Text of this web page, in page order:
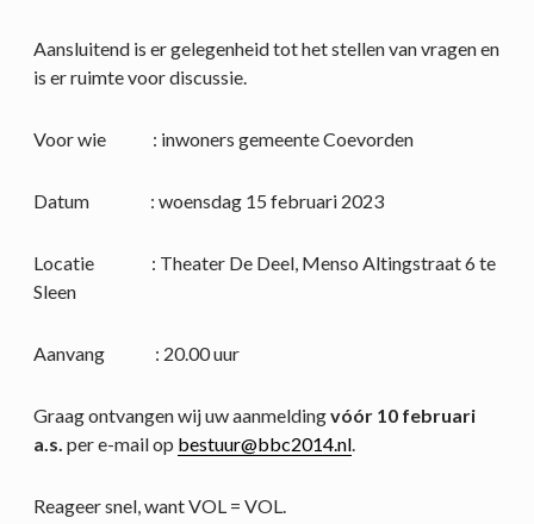
Aansluitend is er gelegenheid tot het stellen van vragen en
is er ruimte voor discussie.
Voor wie : inwoners gemeente Coevorden
Datum : woensdag 15 februari 2023
Locatie : Theater De Deel, Menso Altingstraat 6 te
Sleen
Aanvang : 20.00 uur
Graag ontvangen wij uw aanmeldingvóór 10 februari
a.s. per e-mail op bestuur@bbc2014.nl.
Reageer snel, want VOL = VOL.